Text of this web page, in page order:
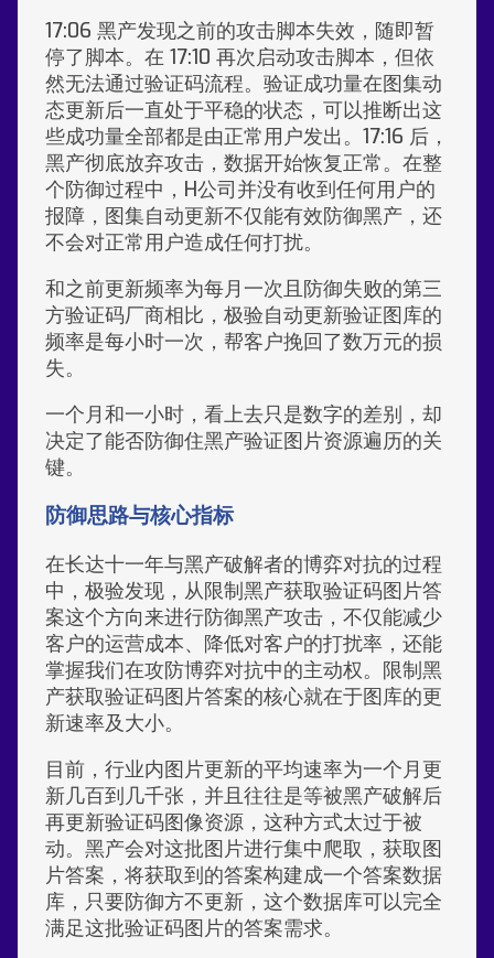
17:06 黑产发现之前的攻击脚本失效，随即暂
停了脚本。在 17:10 再次启动攻击脚本，但依
然无法通过验证码流程。验证成功量在图集动
态更新后一直处于平稳的状态，可以推断出这
些成功量全部都是由正常用户发出。17:16 后，
黑产彻底放弃攻击，数据开始恢复正常。在整
个防御过程中，H公司并没有收到任何用户的
报障，图集自动更新不仅能有效防御黑产，还
不会对正常用户造成任何打扰。
和之前更新频率为每月一次且防御失败的第三
方验证码厂商相比，极验自动更新验证图库的
频率是每小时一次，帮客户挽回了数万元的损
失。
一个月和一小时，看上去只是数字的差别，却
决定了能否防御住黑产验证图片资源遍历的关
键。
防御思路与核心指标
在长达十一年与黑产破解者的博弈对抗的过程
中，极验发现，从限制黑产获取验证码图片答
案这个方向来进行防御黑产攻击，不仅能减少
客户的运营成本、降低对客户的打扰率，还能
掌握我们在攻防博弈对抗中的主动权。限制黑
产获取验证码图片答案的核心就在于图库的更
新速率及大小。
目前，行业内图片更新的平均速率为一个月更
新几百到几千张，并且往往是等被黑产破解后
再更新验证码图像资源，这种方式太过于被
动。黑产会对这批图片进行集中爬取，获取图
片答案，将获取到的答案构建成一个答案数据
库，只要防御方不更新，这个数据库可以完全
满足这批验证码图片的答案需求。